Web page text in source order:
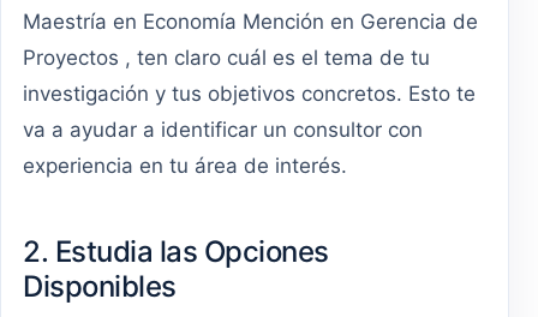
Maestría en Economía Mención en Gerencia de
Proyectos , ten claro cuál es el tema de tu
investigación y tus objetivos concretos. Esto te
va a ayudar a identificar un consultor con
experiencia en tu área de interés.
2. Estudia las Opciones
Disponibles